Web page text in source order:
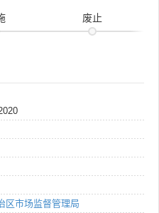
废止
区市场监督管理局